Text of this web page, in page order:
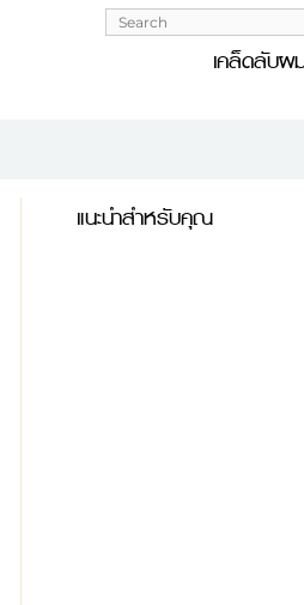
เคล็ดลับผ
แนะนำสำหรับคุณ